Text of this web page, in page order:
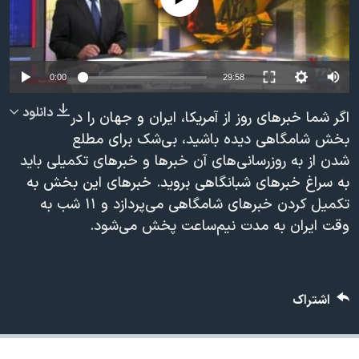
فرهنگ و زندگی
حقوق شهروندی
اقتصادی
اسرائیل در جنگ
گالری عکس
آرشیو پخش زنده
مستندها
انتخابات ریاست جمهوری آمریکا ۲۰۲۴
حمله جمهوری اسلامی به اسرائیل
ورزش زنان در ایران
اعتراضات زن، زندگی، آزادی
مجموعه مستندهای دادخواهی
تریبونال مردمی آبان ۹۸
قانون شفافیت دارائی کادر رهبری ایران
اعتراضات مردمی آبان ۹۸
دنبال کنید
زبانهای مختلف
0:00 29:58
دانلود
اگر شما خبرهای روز از آمریکا، ایران و جهان را در
بخش شامگاهی دیده باشید، بی‌شک برای مطلع
شدن از به روزرسانی‌های آن خبرها و خبرهای تکمیلی باید
به سراغ خبرهای شبانگاهی بروید. خبرهای این بخش به
تکمیل کردن خبرهای شامگاهی می‌پردازد و ۱۱ شب به
وقت ایران به مدت نیم‌ساعت پخش می‌شود.
اشتراک